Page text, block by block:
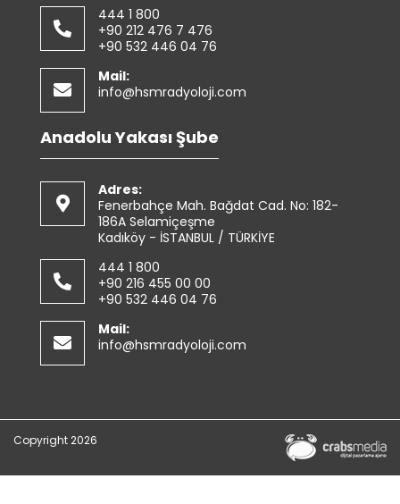
444 1 800
+90 212 476 7 476
+90 532 446 04 76
Mail:
info@hsmradyoloji.com
Anadolu Yakası Şube
Adres:
Fenerbahçe Mah. Bağdat Cad. No: 182-
186A Selamiçeşme
Kadıköy - İSTANBUL / TÜRKİYE
444 1 800
+90 216 455 00 00
+90 532 446 04 76
Mail:
info@hsmradyoloji.com
Copyright 2026